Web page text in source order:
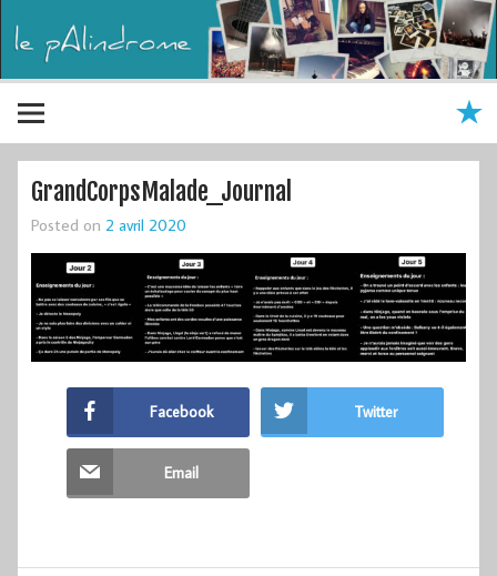
GrandCorpsMalade_Journal
Posted on 2 avril 2020
Facebook Twitter
Email